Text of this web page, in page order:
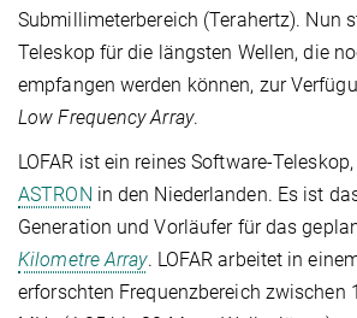
Submillimeterbereich (Terahertz). Nun
Teleskop für die längsten Wellen, die
empfangen werden können, zur
Low Frequency Array.
LOFAR ist ein reines Software-
ASTRON in den Niederlanden. Es ist
Generation und Vorläufer für das
Kilometre Array. LOFAR arbeitet in
erforschten Frequenzbereich zwischen